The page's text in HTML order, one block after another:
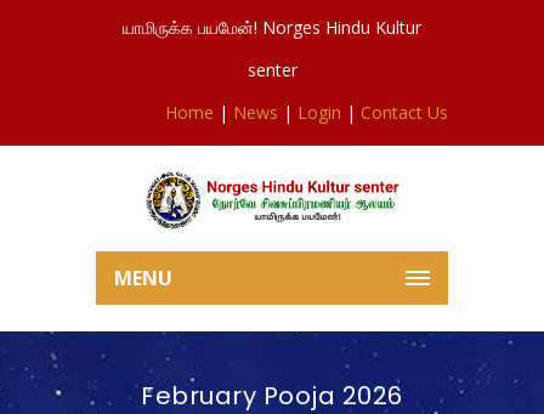
யாமிருக்க பயமேன்! Norges Hindu Kultur
senter
Home | News | Login | Contact Us
MENU
February Pooja 2026